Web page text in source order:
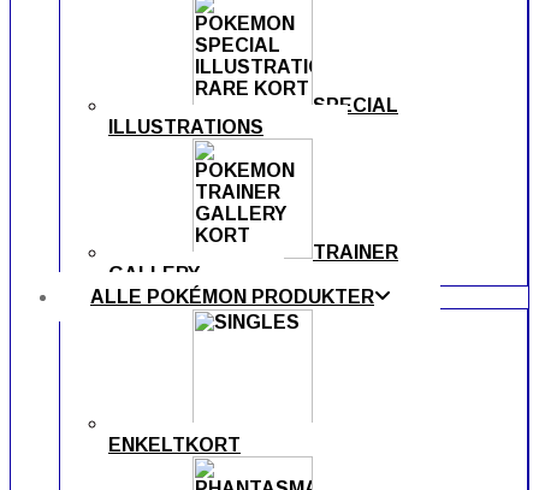
SPECIAL
ILLUSTRATIONS
TRAINER
GALLERY
ALLE POKÉMON PRODUKTER
ENKELTKORT